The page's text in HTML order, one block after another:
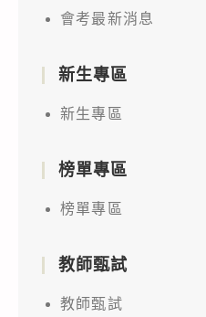
會考最新消息
新生專區
新生專區
榜單專區
榜單專區
教師甄試
教師甄試